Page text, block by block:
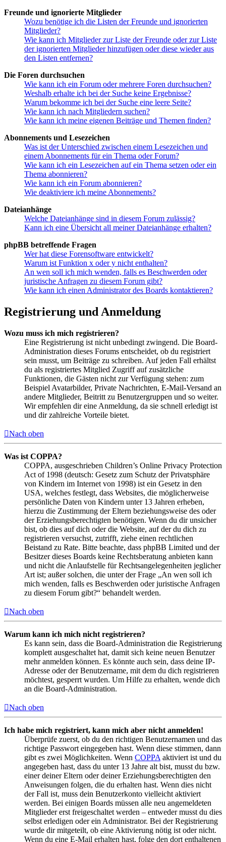
Freunde und ignorierte Mitglieder
Wozu benötige ich die Listen der Freunde und ignorierten
Mitglieder?
Wie kann ich Mitglieder zur Liste der Freunde oder zur Liste
der ignorierten Mitglieder hinzufügen oder diese wieder aus
den Listen entfernen?
Die Foren durchsuchen
Wie kann ich ein Forum oder mehrere Foren durchsuchen?
Weshalb erhalte ich bei der Suche keine Ergebnisse?
Warum bekomme ich bei der Suche eine leere Seite?
Wie kann ich nach Mitgliedern suchen?
Wie kann ich meine eigenen Beiträge und Themen finden?
Abonnements und Lesezeichen
Was ist der Unterschied zwischen einem Lesezeichen und
einem Abonnements für ein Thema oder Forum?
Wie kann ich ein Lesezeichen auf ein Thema setzen oder ein
Thema abonnieren?
Wie kann ich ein Forum abonnieren?
Wie deaktiviere ich meine Abonnements?
Dateianhänge
Welche Dateianhänge sind in diesem Forum zulässig?
Kann ich eine Übersicht all meiner Dateianhänge erhalten?
phpBB betreffende Fragen
Wer hat diese Forensoftware entwickelt?
Warum ist Funktion x oder y nicht enthalten?
An wen soll ich mich wenden, falls es Beschwerden oder
juristische Anfragen zu diesem Forum gibt?
Wie kann ich einen Administrator des Boards kontaktieren?
Registrierung und Anmeldung
Wozu muss ich mich registrieren?
Eine Registrierung ist nicht unbedingt zwingend. Die Board-
Administration dieses Forums entscheidet, ob du registriert
sein musst, um Beiträge zu schreiben. Auf jeden Fall erhältst
du als registriertes Mitglied Zugriff auf zusätzliche
Funktionen, die Gästen nicht zur Verfügung stehen: zum
Beispiel Avatarbilder, Private Nachrichten, E-Mail-Versand an
andere Mitglieder, Beitritt zu Benutzergruppen und so weiter.
Wir empfehlen dir eine Anmeldung, da sie schnell erledigt ist
und dir zahlreiche Vorteile bietet.
Nach oben
Was ist COPPA?
COPPA, ausgeschrieben Children’s Online Privacy Protection
Act of 1998 (deutsch: Gesetz zum Schutz der Privatsphäre
von Kindern im Internet von 1998) ist ein Gesetz in den
USA, welches festlegt, dass Websites, die möglicherweise
persönliche Daten von Kindern unter 13 Jahren erheben,
hierzu die Zustimmung der Eltern beziehungsweise des oder
der Erziehungsberechtigten benötigen. Wenn du dir unsicher
bist, ob dies auf dich oder die Website, auf der du dich zu
registrieren versuchst, zutrifft, ziehe einen rechtlichen
Beistand zu Rate. Bitte beachte, dass phpBB Limited und der
Besitzer dieses Boards keine Rechtsberatung anbieten kann
und nicht die Anlaufstelle für Rechtsangelegenheiten jeglicher
Art ist; außer solchen, die unter der Frage „An wen soll ich
mich wenden, falls es Beschwerden oder juristische Anfragen
zu diesem Forum gibt?“ behandelt werden.
Nach oben
Warum kann ich mich nicht registrieren?
Es kann sein, dass die Board-Administration die Registrierung
komplett ausgeschaltet hat, damit sich keine neuen Benutzer
mehr anmelden können. Es könnte auch sein, dass deine IP-
Adresse oder der Benutzername, mit dem du dich registrieren
möchtest, gesperrt wurden. Um Hilfe zu erhalten, wende dich
an die Board-Administration.
Nach oben
Ich habe mich registriert, kann mich aber nicht anmelden!
Überprüfe zuerst, ob du den richtigen Benutzernamen und das
richtige Passwort eingegeben hast. Wenn diese stimmen, dann
gibt es zwei Möglichkeiten. Wenn COPPA aktiviert ist und du
angegeben hast, dass du unter 13 Jahre alt bist, musst du bzw.
einer deiner Eltern oder deiner Erziehungsberechtigten den
Anweisungen folgen, die du erhalten hast. Wenn dies nicht
der Fall ist, muss dein Benutzerkonto vielleicht aktiviert
werden. Bei einigen Boards müssen alle neu angemeldeten
Mitglieder erst freigeschaltet werden – entweder musst du dies
selbst erledigen oder ein Administrator. Bei der Registrierung
wurde dir mitgeteilt, ob eine Aktivierung nötig ist oder nicht.
Wenn du eine E-Mail erhalten hast, folge den dort enthaltenen